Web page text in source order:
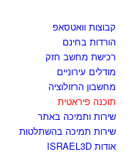
קבוצות וואטסאפ
הורדות בחינם
רכישת מחשב חזק
מודלים עירוניים
מחשבון הרזולוציה
תוכנה פיראטית
שירות ותמיכה באתר
שירות תמיכה בהשתלטות
אודות ISRAEL3D